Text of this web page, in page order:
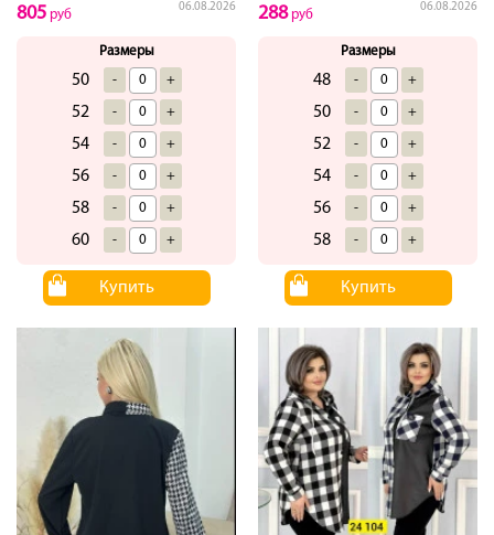
06.08.2026
805 руб
Размеры
50 - +
52 - +
54 - +
56 - +
58 - +
60 - +
Купить
06.08.2026
288руб
Размеры
48 - +
50 - +
52 - +
54 - +
56 - +
58 - +
Купить